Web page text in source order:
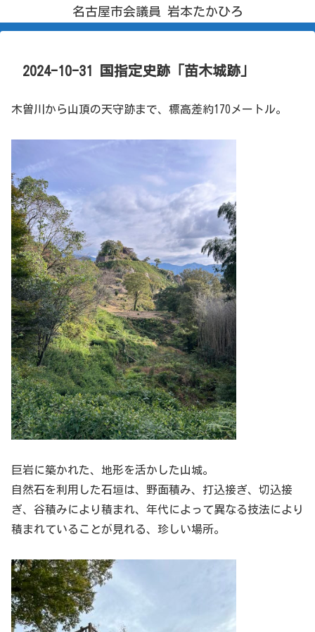
名古屋市会議員 岩本たかひろ
2024-10-31 国指定史跡「苗木城跡」
木曽川から山頂の天守跡まで、標高差約170メートル。
巨岩に築かれた、地形を活かした山城。
自然石を利用した石垣は、野面積み、打込接ぎ、切込接
ぎ、谷積みにより積まれ、年代によって異なる技法により
積まれていることが見れる、珍しい場所。